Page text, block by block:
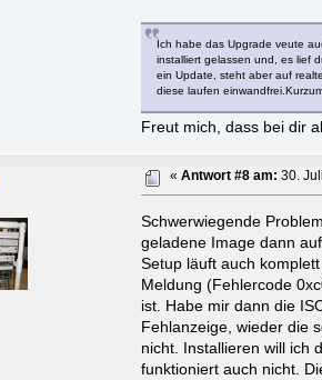
Ich habe das Upgrade veute
installiert gelassen und, es lief
ein Update, steht aber auf
diese laufen
Freut mich, dass bei dir
«Antwort #8 am: 30.
Schwerwiegende
geladene Image dann
Setup läuft auch
Meldung (Fehlercode
ist. Habe mir dann die
Fehlanzeige, wieder die
nicht. Installieren will ich
funktioniert auch nicht.